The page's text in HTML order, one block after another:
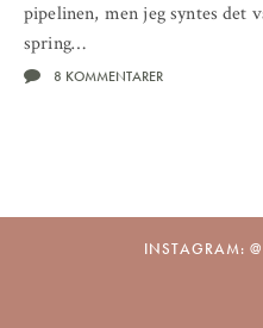
pipelinen, men jeg syntes det
spring…
8 KOMMENTARER
INSTAGRAM: